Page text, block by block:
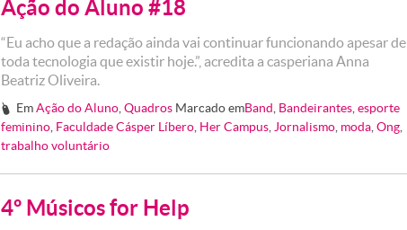
Ação do Aluno #18
“Eu acho que a redação ainda vai continuar funcionando apesar de
toda tecnologia que existir hoje.”, acredita a casperiana Anna
Beatriz Oliveira.
# EmAção do Aluno ,Quadros Marcado emBand Bandeirantes ,esporte
feminino Faculdade Cásper Líbero Her Campus Jornalismo moda Ong
trabalho voluntário
4º Músicos for Help